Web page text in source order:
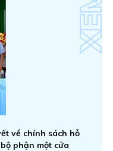
về chính sách hỗ
phận một cửa